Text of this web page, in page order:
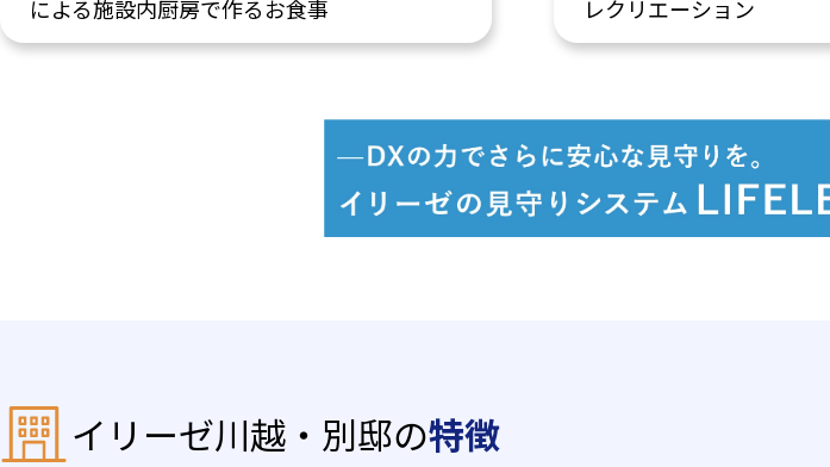
による施設内厨房で作るお食事
レクリエーション
イリーゼ川越・別邸の特徴